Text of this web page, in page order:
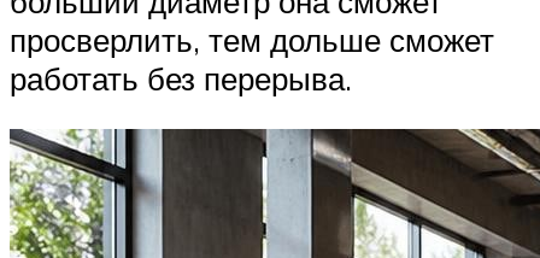
просверлить, тем дольше сможет
работать без перерыва.